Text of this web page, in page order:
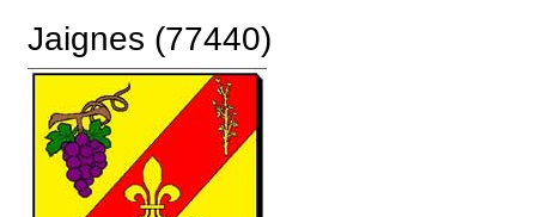
Jaignes (77440)